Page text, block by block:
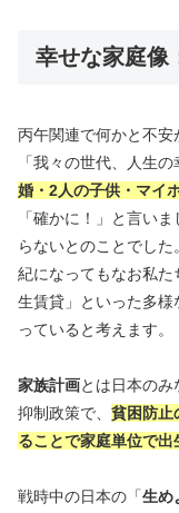
幸せな家庭像
丙午関連で何かと不安
「我々の世代、人生
婚・2人の子供・マイホ
「確かに！」と言い
らないとのことでした
紀になってもなお私
生賃貸」といった多
っていると考えます。
家族計画とは日本の
抑制政策で、 貧困防止
ることで家庭単位で
戦時中の日本の「生め